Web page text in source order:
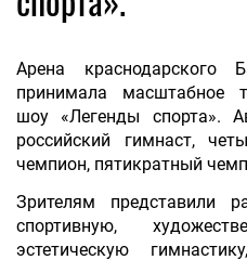
Арена краснодарского
принимала масштабное
шоу «Легенды спорта».
российский гимнаст,
чемпион, пятикратный
Зрителям представили
спортивную,
эстетическую